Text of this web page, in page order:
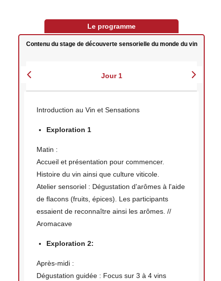
Le programme
Contenu du stage de découverte sensorielle du monde du vin
Jour 1
Introduction au Vin et Sensations
Exploration 1
Matin :
Accueil et présentation pour commencer.
Histoire du vin ainsi que culture viticole.
Atelier sensoriel : Dégustation d'arômes à l'aide
de flacons (fruits, épices). Les participants
essaient de reconnaître ainsi les arômes. //
Aromacave
Exploration 2:
Après-midi :
Dégustation guidée : Focus sur 3 à 4 vins